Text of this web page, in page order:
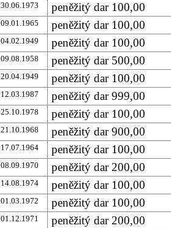
30.06.1973 peněžitý dar 100,00
09.01.1965 peněžitý dar 100,00
04.02.1949 peněžitý dar 100,00
09.08.1958 peněžitý dar 500,00
20.04.1949 peněžitý dar 100,00
12.03.1987 peněžitý dar 999,00
25.10.1978 peněžitý dar 100,00
21.10.1968 peněžitý dar 900,00
17.07.1964 peněžitý dar 100,00
08.09.1970 peněžitý dar 200,00
14.08.1974 peněžitý dar 100,00
01.03.1972 peněžitý dar 100,00
01.12.1971 peněžitý dar 200,00